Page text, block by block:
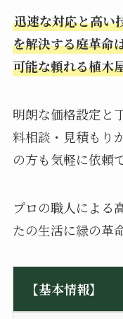
迅速な対応と高い
を解決する庭革命
可能な頼れる植木
明朗な価格設定と
料相談・見積もり
の方も気軽に依頼
プロの職人による
たの生活に緑の革
【基本情報】